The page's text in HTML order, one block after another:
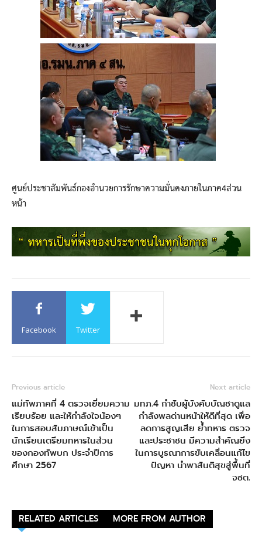
ศูนย์ประชาสัมพันธ์กองอำนวยการรักษาความมั่นคงภายในภาค4ส่วน
หน้า
Facebook Twitter
Previous article
แม่ทัพภาคที่ 4 ตรวจเยี่ยมความ
เรียบร้อย และให้กำลังใจน้องๆ
ในการสอบสัมภาษณ์เข้าเป็น
นักเรียนเตรียมทหารในส่วน
ของกองทัพบก ประจำปีการ
ศึกษา 2567
Next article
มทภ.4 กำชับผู้บังคับบัญชาดูแล
กำลังพลด่านหน้าให้ดีที่สุด เพื่อ
ลดการสูญเสีย ย้ำทหาร ตรวจ
และประชาชน มีความสำคัญยิ่ง
ในการบูรณาการขับเคลื่อนแก้ไข
ปัญหา นำพาสันติสุขสู่พื้นที่
จชต.
RELATED ARTICLES MORE FROM AUTHOR